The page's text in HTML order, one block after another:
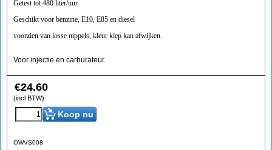
Getest tot 480 liter/uur.
Geschikt voor benzine, E10, E85 en diesel
voorzien van losse nippels, kleur klep kan afwijken.
Voor injectie en carburateur.
€24.60
(incl BTW)
Koop nu
OWVS008